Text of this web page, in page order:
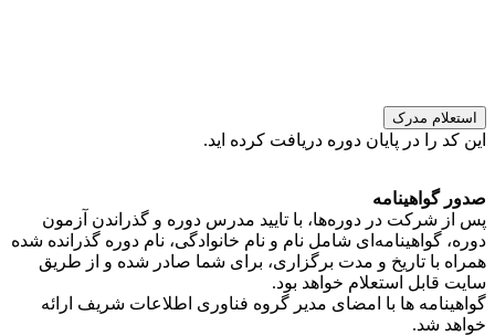
استعلام مدرک
این کد را در پایان دوره دریافت کرده اید.
صدور گواهینامه
پس از شرکت در دوره‌ها، با تایید مدرس دوره و گذراندن آزمون
دوره، گواهینامه‌ای شامل نام و نام خانوادگی، نام دوره گذرانده شده
همراه با تاریخ و مدت برگزاری، برای شما صادر شده و از طریق
سایت قابل استعلام خواهد بود.
گواهینامه ها با امضای مدیر گروه فناوری اطلاعات شریف ارائه
خواهد شد.